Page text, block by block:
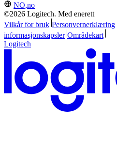
NO,no
©2026 Logitech. Med enerett
Vilkår for bruk Personvernerklæring
informasjonskapsler Områdekart
Logitech